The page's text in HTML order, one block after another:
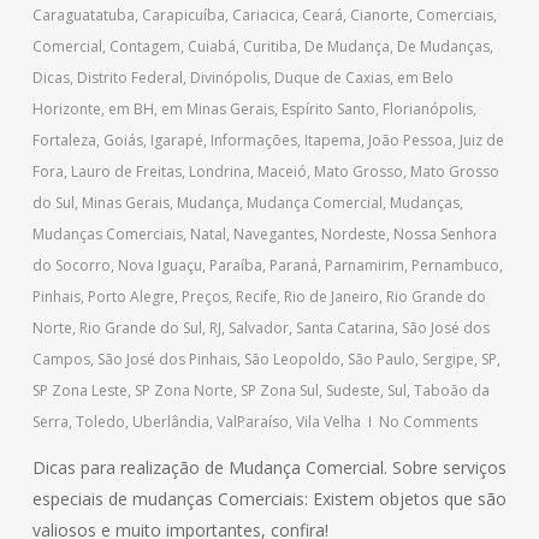
Caraguatatuba, Carapicuíba, Cariacica, Ceará, Cianorte, Comerciais,
Comercial, Contagem, Cuiabá, Curitiba, De Mudança, De Mudanças,
Dicas, Distrito Federal, Divinópolis, Duque de Caxias, em Belo
Horizonte, em BH, em Minas Gerais, Espírito Santo, Florianópolis,
Fortaleza, Goiás, Igarapé, Informações, Itapema, João Pessoa, Juiz de
Fora, Lauro de Freitas, Londrina, Maceió, Mato Grosso, Mato Grosso
do Sul, Minas Gerais, Mudança, Mudança Comercial, Mudanças,
Mudanças Comerciais, Natal, Navegantes, Nordeste, Nossa Senhora
do Socorro, Nova Iguaçu, Paraíba, Paraná, Parnamirim, Pernambuco,
Pinhais, Porto Alegre, Preços, Recife, Rio de Janeiro, Rio Grande do
Norte, Rio Grande do Sul, RJ, Salvador, Santa Catarina, São José dos
Campos, São José dos Pinhais, São Leopoldo, São Paulo, Sergipe, SP,
SP Zona Leste, SP Zona Norte, SP Zona Sul, Sudeste, Sul, Taboão da
Serra, Toledo, Uberlândia, ValParaíso, Vila Velha No Comments
Dicas para realização de Mudança Comercial. Sobre serviços
especiais de mudanças Comerciais: Existem objetos que são
valiosos e muito importantes, confira!